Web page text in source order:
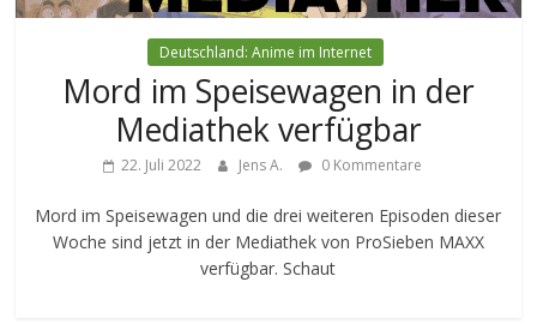
Deutschland: Anime im Internet
Mord im Speisewagen in der
Mediathek verfügbar
22. Juli 2022 Jens A. 0 Kommentare
Mord im Speisewagen und die drei weiteren Episoden dieser
Woche sind jetzt in der Mediathek von ProSieben MAXX
verfügbar. Schaut